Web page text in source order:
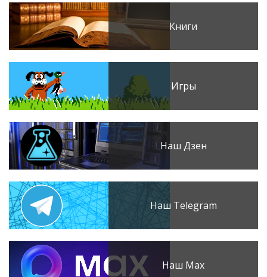
Книги
Игры
Наш Дзен
Наш Telegram
Наш Max